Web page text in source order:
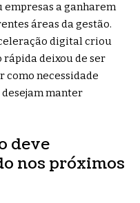
a ganharem
áreas da gestão.
digital criou
rápida deixou de ser
como necessidade
manter
deve
nos próximos